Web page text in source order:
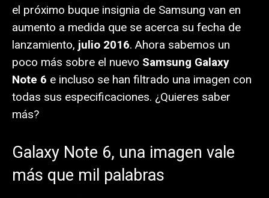
el próximo buque insignia de Samsung van en
aumento a medida que se acerca su fecha de
lanzamiento, julio 2016. Ahora sabemos un
poco más sobre el nuevo Samsung Galaxy
Note 6 e incluso se han filtrado una imagen con
todas sus especificaciones. ¿Quieres saber
más?
Galaxy Note 6, una imagen vale
más que mil palabras